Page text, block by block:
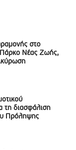
στο
Πάρκο Νέας Ζωής,
τη διασφάλιση
Πρόληψης